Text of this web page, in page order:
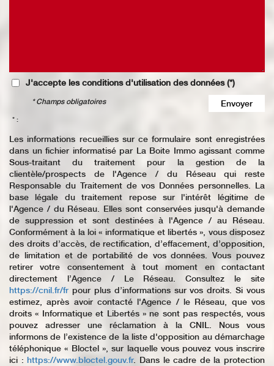
J'accepte les conditions d'utilisation des données (*)
Envoyer
* Champs obligatoires
* :
Les informations recueillies sur ce formulaire sont enregistrées
dans un fichier informatisé par La Boite Immo agissant comme
Sous-traitant du traitement pour la gestion de la
clientèle/prospects de l'Agence / du Réseau qui reste
Responsable du Traitement de vos Données personnelles. La
base légale du traitement repose sur l'intérêt légitime de
l'Agence / du Réseau. Elles sont conservées jusqu'à demande
de suppression et sont destinées à l'Agence / au Réseau.
Conformément à la loi « informatique et libertés », vous disposez
des droits d’accès, de rectification, d’effacement, d’opposition,
de limitation et de portabilité de vos données. Vous pouvez
retirer votre consentement à tout moment en contactant
directement l’Agence / Le Réseau. Consultez le site
https://cnil.fr/fr pour plus d’informations sur vos droits. Si vous
estimez, après avoir contacté l'Agence / le Réseau, que vos
droits « Informatique et Libertés » ne sont pas respectés, vous
pouvez adresser une réclamation à la CNIL. Nous vous
informons de l’existence de la liste d'opposition au démarchage
téléphonique « Bloctel », sur laquelle vous pouvez vous inscrire
ici :https://www.bloctel.gouv.fr. Dans le cadre de la protection